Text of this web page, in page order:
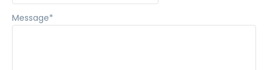
Message*